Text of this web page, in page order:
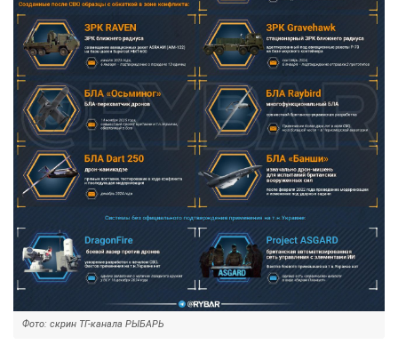
Фото: скрин ТГ-канала РЫБАРЬ